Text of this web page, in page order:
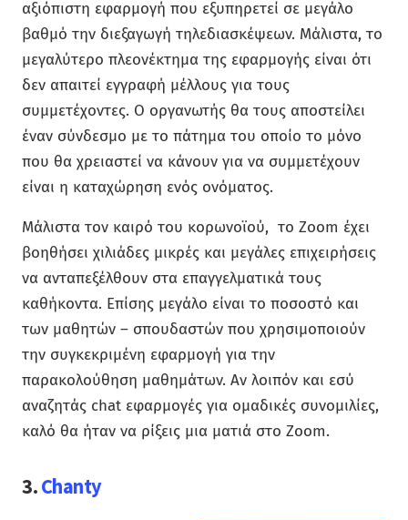
αξιόπιστη εφαρμογή που εξυπηρετεί σε μεγάλο
βαθμό την διεξαγωγή τηλεδιασκέψεων. Μάλιστα, το
μεγαλύτερο πλεονέκτημα της εφαρμογής είναι ότι
δεν απαιτεί εγγραφή μέλλους για τους
συμμετέχοντες. Ο οργανωτής θα τους αποστείλει
έναν σύνδεσμο με το πάτημα του οποίο το μόνο
που θα χρειαστεί να κάνουν για να συμμετέχουν
είναι η καταχώρηση ενός ονόματος.
Μάλιστα τον καιρό του κορωνοϊού, το Zoom έχει
βοηθήσει χιλιάδες μικρές και μεγάλες επιχειρήσεις
να ανταπεξέλθουν στα επαγγελματικά τους
καθήκοντα. Επίσης μεγάλο είναι το ποσοστό και
των μαθητών – σπουδαστών που χρησιμοποιούν
την συγκεκριμένη εφαρμογή για την
παρακολούθηση μαθημάτων. Αν λοιπόν και εσύ
αναζητάς chat εφαρμογές για ομαδικές συνομιλίες,
καλό θα ήταν να ρίξεις μια ματιά στο Zoom.
3.Chanty